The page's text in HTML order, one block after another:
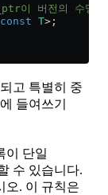
이 버전의 수명을
const T>;
고 특별히 중
들여쓰기
이 단일
수 있습니다.
오. 이 규칙은